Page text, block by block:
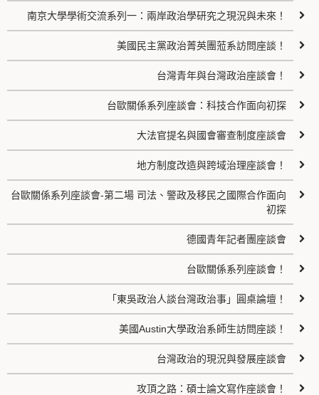
南京大學學術交流系列一：兩岸政治學研究之現況與未來！
美國民主黨政治菁英團蒞系訪問座談！
台灣青年與台灣政治座談會！
台歐關係系列座談會：科技合作面向初探
大法官提名與國會審查制度座談會
地方制度改造與跨域治理座談會！
台歐關係系列座談會-第二場 司法、警政及移民之國際合作面向
初探
德國青年記者團座談會
台歐關係系列座談會！
「東吳政治人談台灣政治事」圓桌論壇！
美國Austin大學政治系師生訪問座談！
台灣政治的現況與發展座談會
攻頂之路：碩士論文寫作座談會！